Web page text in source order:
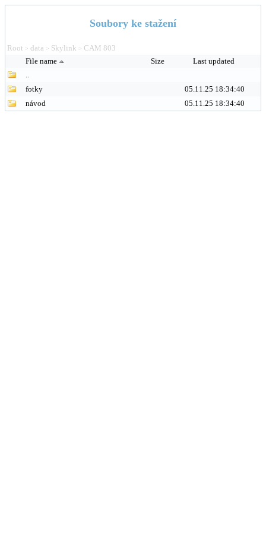
Soubory ke stažení
Root > data > Skylink > CAM 803
File name
Size
Last updated
..
fotky
05.11.25 18:34:40
návod
05.11.25 18:34:40